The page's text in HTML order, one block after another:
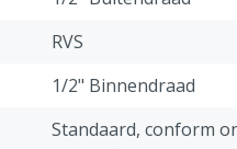
RVS
1/2" Binnendraad
Standaard, conform